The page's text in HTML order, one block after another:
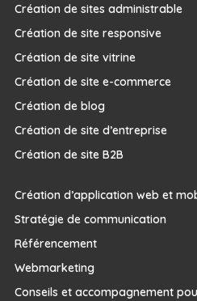
Création de sites administrable
Création de site responsive
Création de site vitrine
Création de site e-commerce
Création de blog
Création de site d’entreprise
Création de site B2B
Création d’application web et
Stratégie de communication
Référencement
Webmarketing
Conseils et accompagnement